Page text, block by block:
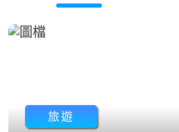
旅遊